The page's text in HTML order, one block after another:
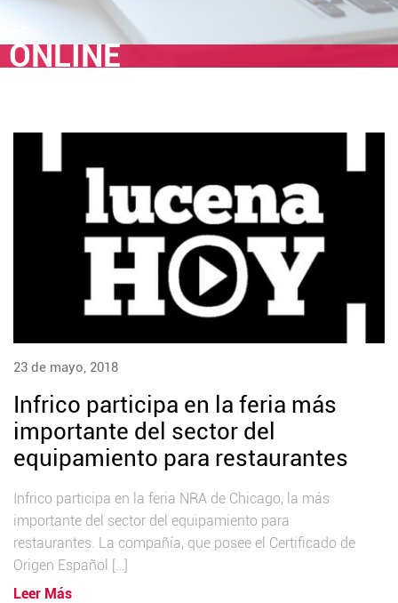
ONLINE
23 de mayo, 2018
Infrico participa en la feria más
importante del sector del
equipamiento para restaurantes
Infrico participa en la feria NRA de Chicago, la más
importante del sector del equipamiento para
restaurantes. La compañía, que posee el Certificado de
Origen Español […]
Leer Más